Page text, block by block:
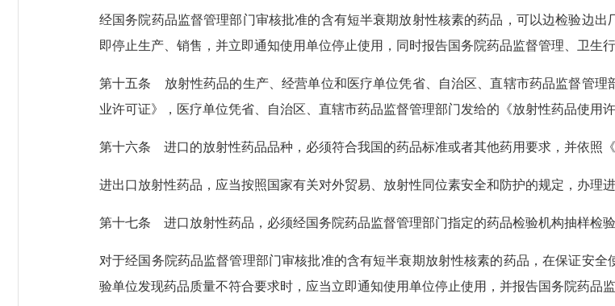
经国务院药品监督管理部门审核批准的含有短半衰期放射性核素的药品，可以边检验边
即停止生产、销售，并立即通知使用单位停止使用，同时报告国务院药品监督管理、卫生
第十五条 放射性药品的生产、经营单位和医疗单位凭省、自治区、直辖市药品监督管
业许可证》，医疗单位凭省、自治区、直辖市药品监督管理部门发给的《放射性药品使用
第十六条 进口的放射性药品品种，必须符合我国的药品标准或者其他药用要求，并依照
进出口放射性药品，应当按照国家有关对外贸易、放射性同位素安全和防护的规定，办理进
第十七条 进口放射性药品，必须经国务院药品监督管理部门指定的药品检验机构抽样检
对于经国务院药品监督管理部门审核批准的含有短半衰期放射性核素的药品，在保证安
验单位发现药品质量不符合要求时，应当立即通知使用单位停止使用，并报告国务院药品